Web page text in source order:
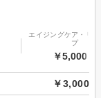
エイジングケア・リ
プ
￥5,000～
￥3,000